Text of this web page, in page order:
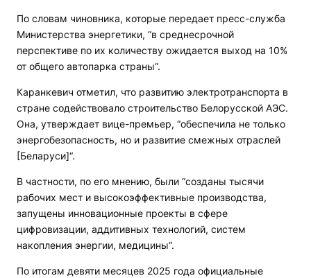
По словам чиновника, которые передает пресс-служба
Министерства энергетики, “в среднесрочной
перспективе по их количеству ожидается выход на 10%
от общего автопарка страны“.
Каранкевич отметил, что развитию электротранспорта в
стране содействовало строительство Белорусской АЭС.
Она, утверждает вице-премьер, “обеспечила не только
энергобезопасность, но и развитие смежных отраслей
[Беларуси]“.
В частности, по его мнению, были “созданы тысячи
рабочих мест и высокоэффективные производства,
запущены инновационные проекты в сфере
цифровизации, аддитивных технологий, систем
накопления энергии, медицины“.
По итогам девяти месяцев 2025 года официальные